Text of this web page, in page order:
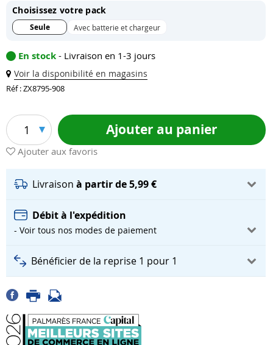
Choisissez votre pack
Seule Avec batterie et chargeur
En stock - Livraison en 1-3 jours
Voir la disponibilité en magasins
Réf : ZX8795-908
1 Ajouter au panier
Ajouter aux favoris
Livraison à partir de 5,99 €
Débit à l'expédition
- Voir tous nos modes de paiement
Bénéficier de la reprise 1 pour 1